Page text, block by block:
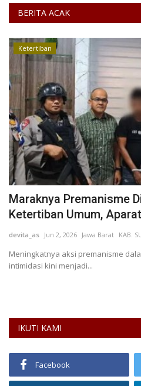
BERITA ACAK
Ketertiban
Maraknya Premanisme
Ketertiban Umum,
devita_as Jun 2, 2026 Jawa Barat KAB.
Meningkatnya aksi premanisme
intimidasi kini menjadi...
IKUTI KAMI
Facebook